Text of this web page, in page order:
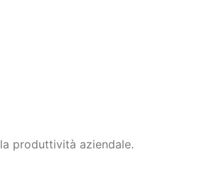
produttività aziendale.